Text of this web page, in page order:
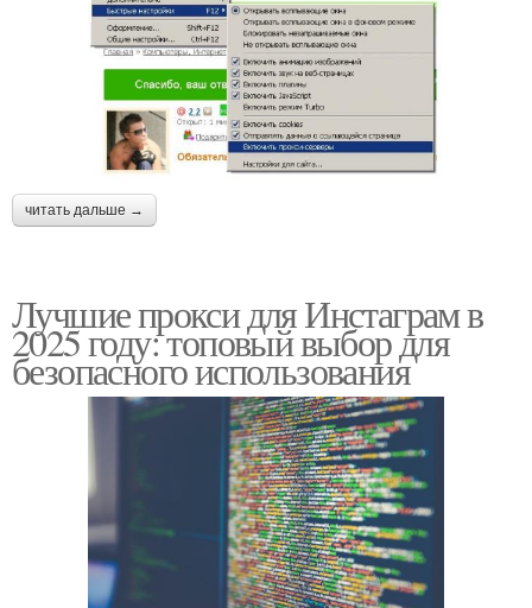
читать дальше →
Лучшие прокси для Инстаграм в
2025 году: топовый выбор для
безопасного использования